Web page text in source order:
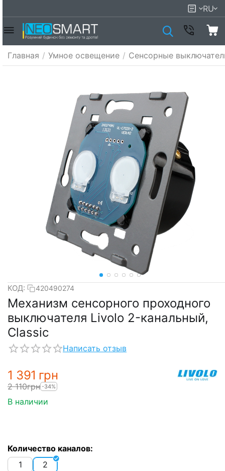
RU
Главная / Умное освещение / Сенсорные
КОД: 420490274
Механизм сенсорного проходного
выключателя Livolo 2-канальный,
Classic
Написать отзыв
1 391 грн
2 110грн -34%
В наличии
Количество каналов:
1
2